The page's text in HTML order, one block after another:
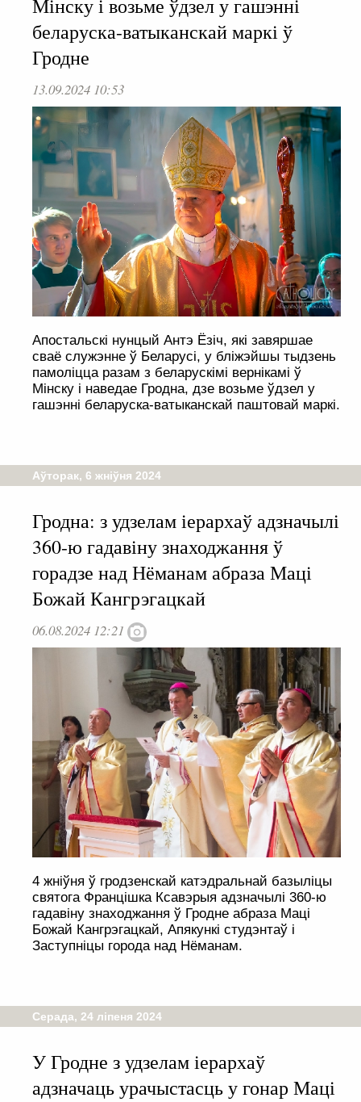
Мінску і возьме ўдзел у гашэнні
беларуска-ватыканскай маркі ў
Гродне
13.09.2024 10:53
Апостальскі нунцый Антэ Ёзіч, які завяршае
сваё служэнне ў Беларусі, у бліжэйшы тыдзень
памоліцца разам з беларускімі вернікамі ў
Мінску і наведае Гродна, дзе возьме ўдзел у
гашэнні беларуска-ватыканскай паштовай маркі.
Аўторак, 6 жніўня 2024
Гродна: з удзелам іерархаў адзначылі
360-ю гадавіну знаходжання ў
горадзе над Нёманам абраза Маці
Божай Кангрэгацкай
06.08.2024 12:21
4 жніўня ў гродзенскай катэдральнай базыліцы
святога Францішка Ксавэрыя адзначылі 360-ю
гадавіну знаходжання ў Гродне абраза Маці
Божай Кангрэгацкай, Апякункі студэнтаў і
Заступніцы города над Нёманам.
Серада, 24 ліпеня 2024
У Гродне з удзелам іерархаў
адзначаць урачыстасць у гонар Маці